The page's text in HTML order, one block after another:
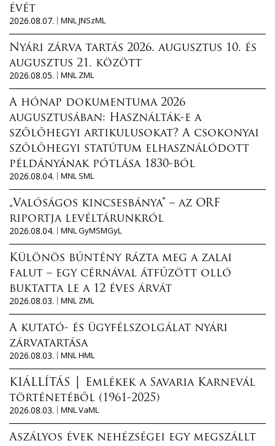
évét
2026.08.07.
MNL JNSzML
Nyári zárva tartás 2026. augusztus 10. és
augusztus 21. között
2026.08.05.
MNL ZML
A hónap dokumentuma 2026
augusztusában: Használták-e a
szőlőhegyi artikulusokat? A csokonyai
szőlőhegyi statútum elhasználódott
példányának pótlása 1830-ból
2026.08.04.
MNL SML
„Valóságos kincsesbánya” – az ORF
riportja levéltárunkról
2026.08.04.
MNL GyMSMGyL
Különös bűntény rázta meg a zalai
falut – egy cérnával átfűzött olló
buktatta le a 12 éves árvát
2026.08.03.
MNL ZML
A kutató- és ügyfélszolgálat nyári
zárvatartása
2026.08.03.
MNL HML
KIÁLLÍTÁS │ Emlékek a Savaria Karnevál
történetéből (1961-2025)
2026.08.03.
MNL VaML
Aszályos évek nehézségei egy megszállt